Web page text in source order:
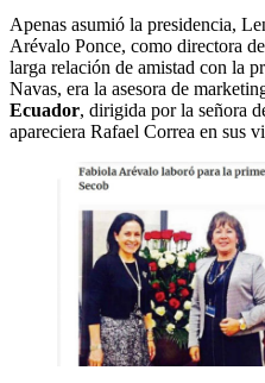
Apenas asumió la presidencia,
Arévalo Ponce, como directora
larga relación de amistad con la
Navas, era la asesora de
Ecuador, dirigida por la señora
apareciera Rafael Correa en sus